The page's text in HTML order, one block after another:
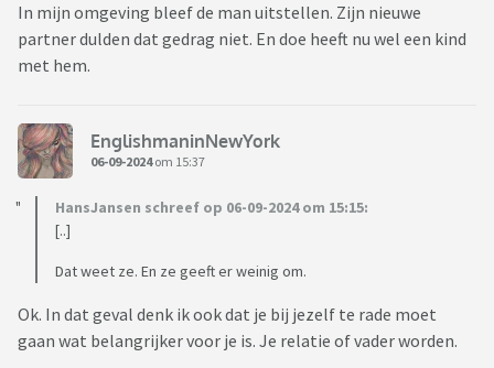
In mijn omgeving bleef de man uitstellen. Zijn nieuwe
partner dulden dat gedrag niet. En doe heeft nu wel een kind
met hem.
EnglishmaninNewYork
06-09-2024om 15:37
HansJansen schreef op 06-09-2024 om 15:15:
[..]
Dat weet ze. En ze geeft er weinig om.
Ok. In dat geval denk ik ook dat je bij jezelf te rade moet
gaan wat belangrijker voor je is. Je relatie of vader worden.